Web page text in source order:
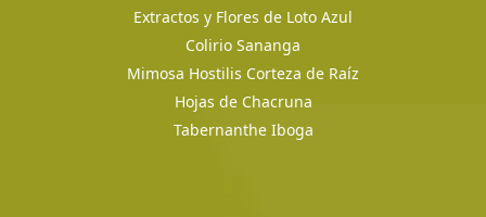
Extractos y Flores de Loto Azul
Colirio Sananga
Mimosa Hostilis Corteza de Raíz
Hojas de Chacruna
Tabernanthe Iboga